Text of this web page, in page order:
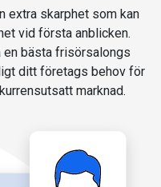
extra skarphet som kan
vid första anblicken.
en bästa frisörsalongs
ditt företags behov för
marknad.